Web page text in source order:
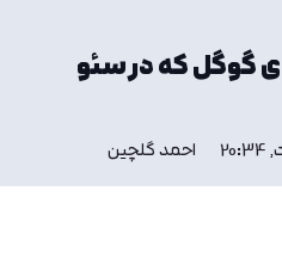
گوگل که در سئو
احمد گلچین